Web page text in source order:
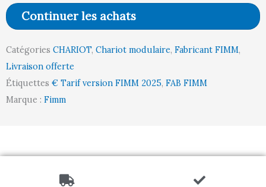
1
dossier,
800
Continuer les achats
Catégories CHARIOT, Chariot modulaire, Fabricant FIMM,
Livraison offerte
Étiquettes € Tarif version FIMM 2025, FAB FIMM
Marque : Fimm